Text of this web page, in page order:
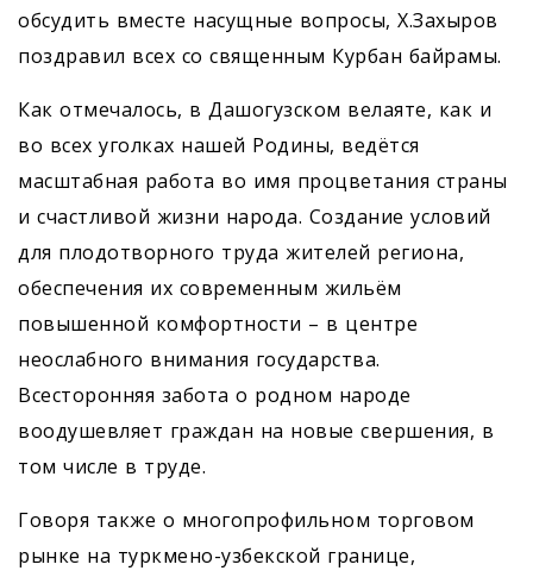
обсудить вместе насущные вопросы, Х.Захыров
поздравил всех со священным Курбан байрамы.
Как отмечалось, в Дашогузском велаяте, как и
во всех уголках нашей Родины, ведётся
масштабная работа во имя процветания страны
и счастливой жизни народа. Создание условий
для плодотворного труда жителей региона,
обеспечения их современным жильём
повышенной комфортности – в центре
неослабного внимания государства.
Всесторонняя забота о родном народе
воодушевляет граждан на новые свершения, в
том числе в труде.
Говоря также о многопрофильном торговом
рынке на туркмено-узбекской границе,